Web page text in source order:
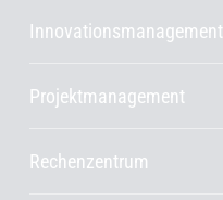
Innovationsmanagement
Projektmanagement
Rechenzentrum